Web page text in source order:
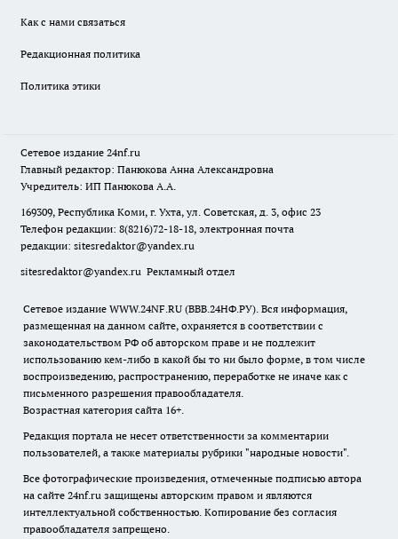
Как с нами связаться
Редакционная политика
Политика этики
Сетевое издание 24nf.ru
Главный редактор: Панюкова Анна Александровна
Учредитель: ИП Панюкова А.А.
169309, Республика Коми, г. Ухта, ул. Советская, д. 3, офис 23
Телефон редакции: 8(8216)72-18-18, электронная почта
редакции: sitesredaktor@yandex.ru
sitesredaktor@yandex.ru Рекламный отдел
Сетевое издание WWW.24NF.RU (ВВВ.24НФ.РУ). Вся информация,
размещенная на данном сайте, охраняется в соответствии с
законодательством РФ об авторском праве и не подлежит
использованию кем-либо в какой бы то ни было форме, в том числе
воспроизведению, распространению, переработке не иначе как с
письменного разрешения правообладателя.
Возрастная категория сайта 16+.
Редакция портала не несет ответственности за комментарии
пользователей, а также материалы рубрики "народные новости".
Все фотографические произведения, отмеченные подписью автора
на сайте 24nf.ru защищены авторским правом и являются
интеллектуальной собственностью. Копирование без согласия
правообладателя запрещено.